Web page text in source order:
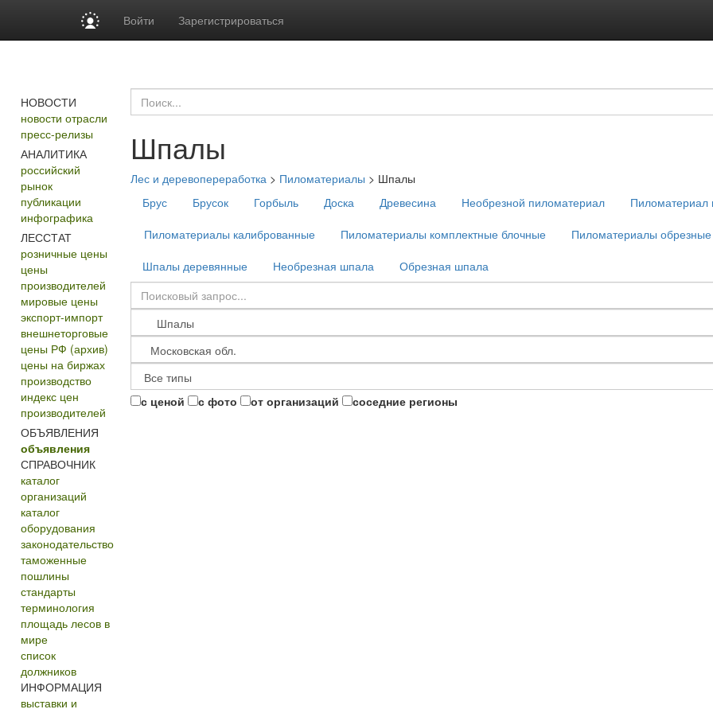
Войти Зарегистрироваться
НОВОСТИ
новости отрасли
пресс-релизы
АНАЛИТИКА
российский
рынок
публикации
инфографика
ЛЕССТАТ
розничные цены
цены
производителей
мировые цены
экспорт-импорт
внешнеторговые
цены РФ (архив)
цены на биржах
производство
индекс цен
производителей
ОБЪЯВЛЕНИЯ
объявления
СПРАВОЧНИК
каталог
организаций
каталог
оборудования
законодательство
таможенные
пошлины
стандарты
терминология
площадь лесов в
мире
список
должников
ИНФОРМАЦИЯ
выставки и
Шпалы
Лес и деревопереработка> Пиломатериалы > Шпалы
Брус
Брусок Горбыль Доска Древесина Необрезной пиломатериал
Пиломатериал
Пиломатериалы калиброванные
Пиломатериалы комплектные блочные
Пиломатериалы обрезные
Шпалы деревянные
Необрезная шпала Обрезная шпала
с ценой с фото от организаций соседние регионы